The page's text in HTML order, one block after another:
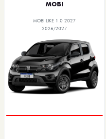
MOBI
MOBI LIKE 1.0 2027
2026/2027